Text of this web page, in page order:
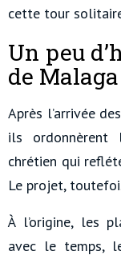
cette tour
Un peu
de Malaga
Après l’arrivée des
ils ordonnèrent
chrétien qui
Le projet,
À l’origine, les
avec le temps,